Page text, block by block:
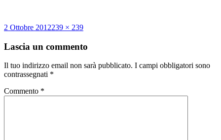
Scritto
2 Ottobre 2012Dimensione
239 × 239
Lascia un commento
Il tuo indirizzo email non sarà pubblicato. I campi obbligatori sono
contrassegnati *
Commento *